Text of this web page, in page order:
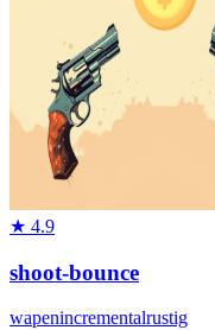
★ 4.9
shoot-bounce
wapenincrementalrustig